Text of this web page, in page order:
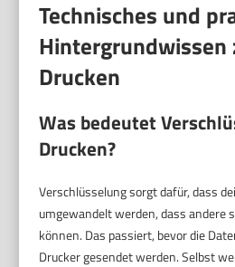
Technisches und
Hintergrundwissen
Drucken
Was bedeutet
Drucken?
Verschlüsselung sorgt dafür, dass
umgewandelt werden, dass andere
können. Das passiert, bevor die
Drucker gesendet werden. Selbst